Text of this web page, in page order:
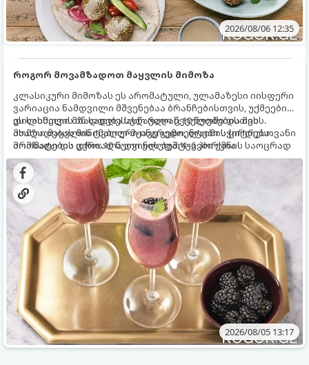
2026/08/06 12:35
როგორ მოვამზადოთ მაყვლის მიმოზა
კლასიკური მიმოზას ეს არომატული, ულამაზესი იისფერი
ვარიაცია ნამდვილი მშვენებაა ბრანჩებისთვის, უქმეების
დილისთვის ან სადღესასწაულო წვეულებებისთვის.
ახალი მაყვლის ტკბილ-მჟავე გემო, ლაიმის ციტრუსოვანი
არომატი და ცქრიალა ღვინის ბუშტუკები ქმნის საოცრად
დახვეწილ და მაგრილებელ კოქტეილს.
ეს სასმელი მზადდება სულ რაღაც 10 წუთში და მის
მომზადებას მინიმალური ინგრედიენტები სჭირდება.
მომზადების დრო: 10 წუთი ულუფა: 4–6 პორცია
2026/08/05 13:17